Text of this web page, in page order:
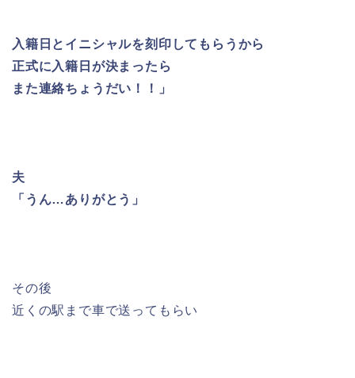
入籍日とイニシャルを刻印してもらうから
正式に入籍日が決まったら
また連絡ちょうだい！！」
夫
「うん…ありがとう」
その後
近くの駅まで車で送ってもらい